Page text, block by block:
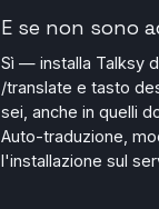
E se non sono
Sì — installa Talksy
/translate e tasto
sei, anche in quelli
Auto-traduzione,
l'installazione sul